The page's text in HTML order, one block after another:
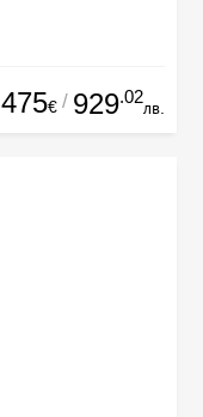
475€ / 929.02
лв.